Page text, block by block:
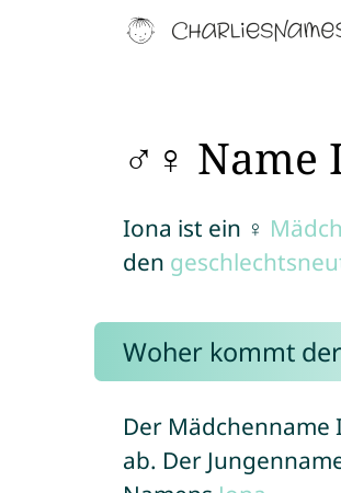
♂♀ Name
Iona ist ein ♀
den
Woher kommt
Der
ab. Der